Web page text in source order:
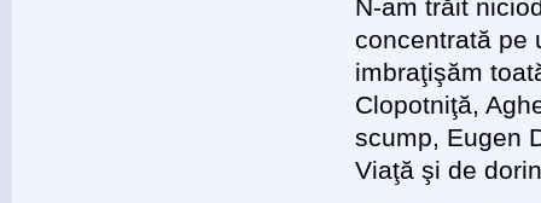
N-am trăit
concentrată pe
imbraţişăm
Clopotniţă,
scump, Eugen
Viaţă şi de